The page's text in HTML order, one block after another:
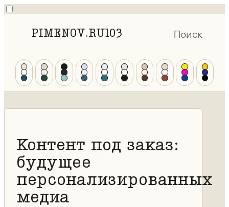
PIMENOV.RU103 Поиск
Контент под заказ:
будущее
персонализированных
медиа